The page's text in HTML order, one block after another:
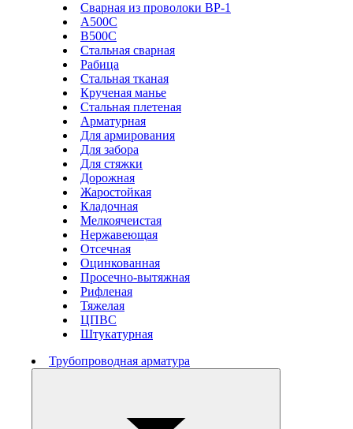
Сварная из проволоки ВР-1
А500С
В500С
Стальная сварная
Рабица
Стальная тканая
Крученая манье
Стальная плетеная
Арматурная
Для армирования
Для забора
Для стяжки
Дорожная
Жаростойкая
Кладочная
Мелкоячеистая
Нержавеющая
Отсечная
Оцинкованная
Просечно-вытяжная
Рифленая
Тяжелая
ЦПВС
Штукатурная
Трубопроводная арматура